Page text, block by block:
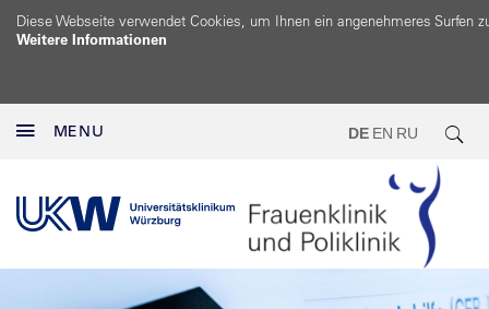
Diese Webseite verwendet Cookies, um Ihnen ein angenehmeres Surfen
Weitere Informationen
MENU DE EN RU